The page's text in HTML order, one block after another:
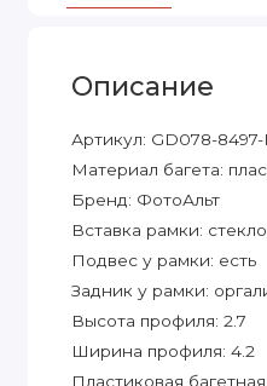
Описание
Артикул: GD078-
Материал багета:
Бренд: ФотоАльт
Вставка рамки:
Подвес у рамки: есть
Задник у рамки:
Высота профиля: 2.7
Ширина профиля: 4.2
Пластиковая